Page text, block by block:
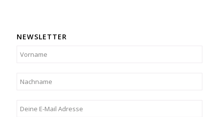
NEWSLETTER